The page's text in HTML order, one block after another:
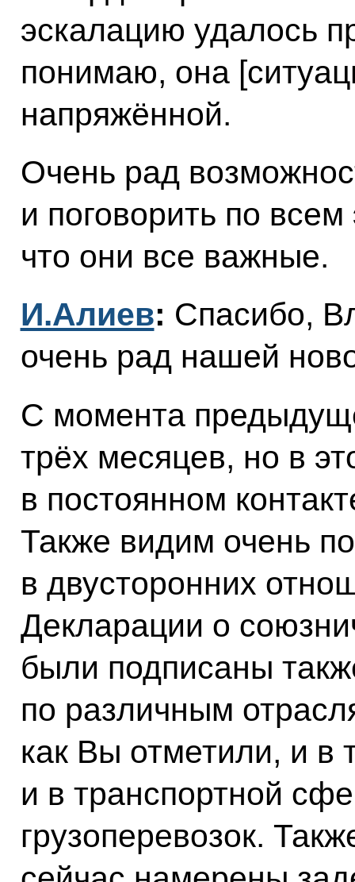
эскалацию удалось
понимаю, она
напряжённой.
Очень рад
и поговорить по
что они все важные.
И.Алиев: Спасибо,
очень рад нашей
С момента
трёх месяцев, но в
в постоянном
Также видим очень
в двусторонних
Декларации о
были подписаны
по различным
как Вы отметили, и в
и в транспортной
грузоперевозок.